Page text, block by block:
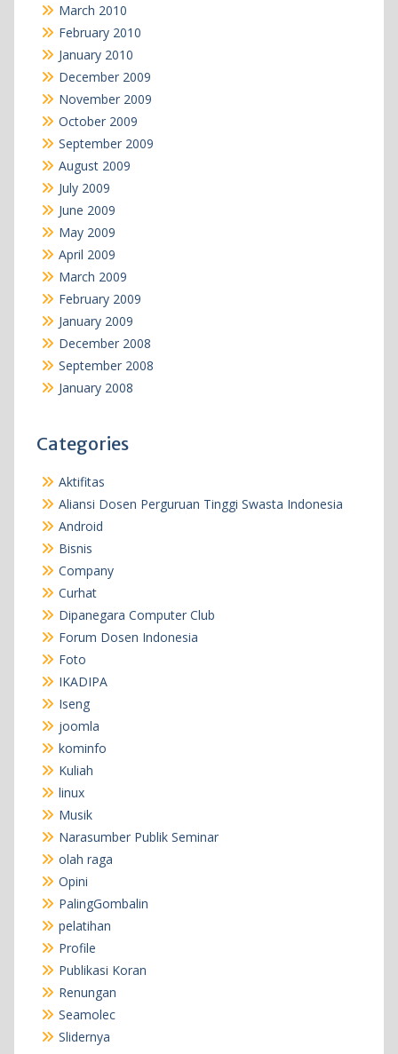
March 2010
February 2010
January 2010
December 2009
November 2009
October 2009
September 2009
August 2009
July 2009
June 2009
May 2009
April 2009
March 2009
February 2009
January 2009
December 2008
September 2008
January 2008
Categories
Aktifitas
Aliansi Dosen Perguruan Tinggi Swasta Indonesia
Android
Bisnis
Company
Curhat
Dipanegara Computer Club
Forum Dosen Indonesia
Foto
IKADIPA
Iseng
joomla
kominfo
Kuliah
linux
Musik
Narasumber Publik Seminar
olah raga
Opini
PalingGombalin
pelatihan
Profile
Publikasi Koran
Renungan
Seamolec
Slidernya